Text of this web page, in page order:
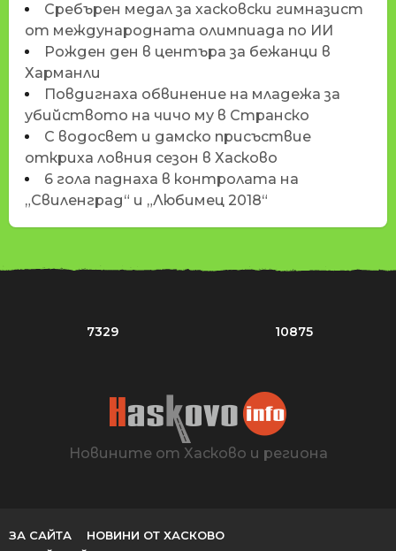
Сребърен медал за хасковски гимназист
от международната олимпиада по ИИ
Рожден ден в центъра за бежанци в
Харманли
Повдигнаха обвинение на младежа за
убийството на чичо му в Странско
С водосвет и дамско присъствие
откриха ловния сезон в Хасково
6 гола паднаха в контролата на
„Свиленград“ и „Любимец 2018“
7329 10875
Новините от Хасково и региона
ЗА САЙТА
НОВИНИ ОТ ХАСКОВО